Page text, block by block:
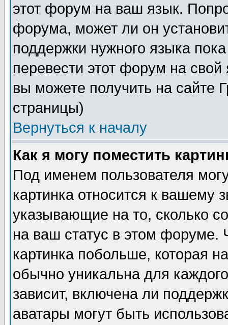
этот форум на ваш язык.
форума, может ли он
поддержки нужного языка
перевести этот форум на
вы можете получить на сайте
страницы)
Вернуться к началу
Как я могу поместить
Под именем пользователя
картинка относится к вашему
указывающие на то, сколько
на ваш статус в этом форуме.
картинка побольше, которая
обычно уникальна для
зависит, включена ли
аватары могут быть